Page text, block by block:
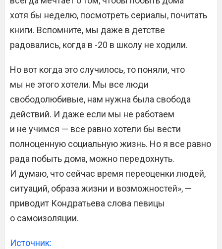
хотя бы неделю, посмотреть сериалы, почитать
книги. Вспомните, мы даже в детстве
радовались, когда в -20 в школу не ходили.
Но вот когда это случилось, то поняли, что
мы не этого хотели. Мы все люди
свободолюбивые, нам нужна была свобода
действий. И даже если мы не работаем
и не учимся — все равно хотели бы вести
полноценную социальную жизнь. Но я все равно
рада побыть дома, можно передохнуть.
И думаю, что сейчас время переоценки людей,
ситуаций, образа жизни и возможностей», —
приводит Кондратьева слова певицы
о самоизоляции.
Источник: